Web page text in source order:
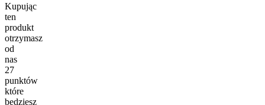
Kupując
ten
produkt
otrzymasz
od
nas
27
punktów
które
będziesz